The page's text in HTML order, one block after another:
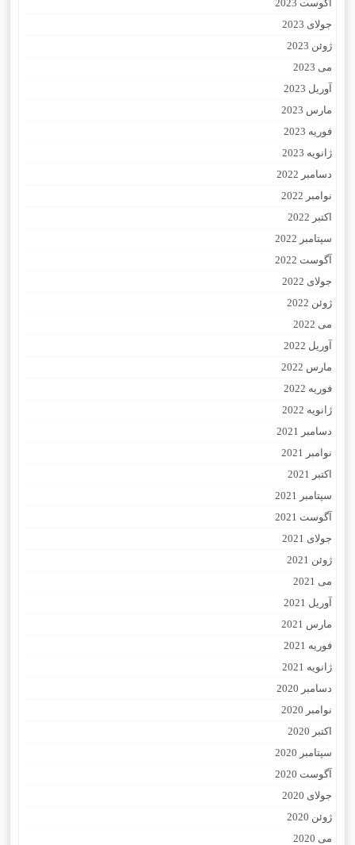
آگوست 2023
جولای 2023
ژوئن 2023
می 2023
آوریل 2023
مارس 2023
فوریه 2023
ژانویه 2023
دسامبر 2022
نوامبر 2022
اکتبر 2022
سپتامبر 2022
آگوست 2022
جولای 2022
ژوئن 2022
می 2022
آوریل 2022
مارس 2022
فوریه 2022
ژانویه 2022
دسامبر 2021
نوامبر 2021
اکتبر 2021
سپتامبر 2021
آگوست 2021
جولای 2021
ژوئن 2021
می 2021
آوریل 2021
مارس 2021
فوریه 2021
ژانویه 2021
دسامبر 2020
نوامبر 2020
اکتبر 2020
سپتامبر 2020
آگوست 2020
جولای 2020
ژوئن 2020
می 2020